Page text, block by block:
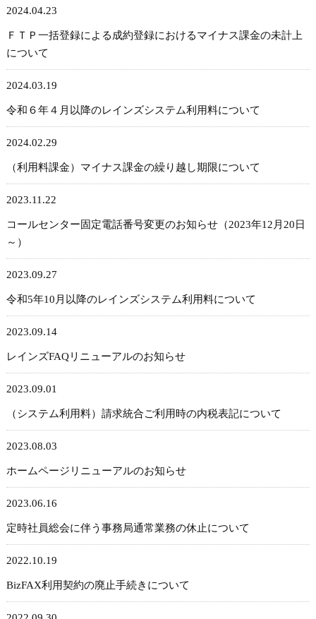
2024.04.23
ＦＴＰ一括登録による成約登録におけるマイナス課金の未計上
について
2024.03.19
令和６年４月以降のレインズシステム利用料について
2024.02.29
（利用料課金）マイナス課金の繰り越し期限について
2023.11.22
コールセンター固定電話番号変更のお知らせ（2023年12月20日
～）
2023.09.27
令和5年10月以降のレインズシステム利用料について
2023.09.14
レインズFAQリニューアルのお知らせ
2023.09.01
（システム利用料）請求統合ご利用時の内税表記について
2023.08.03
ホームページリニューアルのお知らせ
2023.06.16
定時社員総会に伴う事務局通常業務の休止について
2022.10.19
BizFAX利用契約の廃止手続きについて